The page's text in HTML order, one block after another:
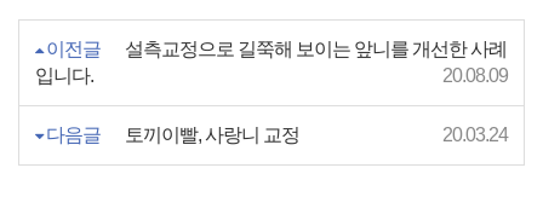
이전글
설측교정으로 길쭉해 보이는 앞니를 개선한 사례
입니다.
20.08.09
다음글 토끼이빨, 사랑니 교정 20.03.24